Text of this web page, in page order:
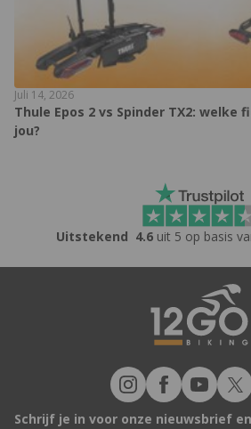
Juli 14, 2026
Thule Epos 2 vs Spinder TX2:
jou?
Uitstekend 4.6uit 5 op basis
Schrijf je in voor onze nieuwsbrief